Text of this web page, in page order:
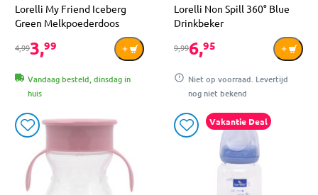
Lorelli My Friend Iceberg
Green Melkpoederdoos
4,993,99
Vandaag besteld, dinsdag in
huis
Lorelli Non Spill 360° Blue
Drinkbeker
9,996,95
Niet op voorraad. Levertijd
nog niet bekend
Vakantie Deal